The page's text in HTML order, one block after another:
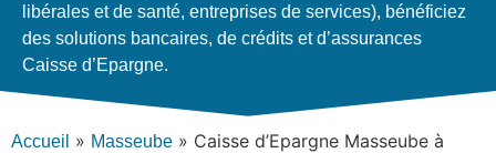
libérales et de santé, entreprises de services), bénéficiez
des solutions bancaires, de crédits et d’assurances
Caisse d’Epargne.
Accueil » Masseube » Caisse d’Epargne Masseube à